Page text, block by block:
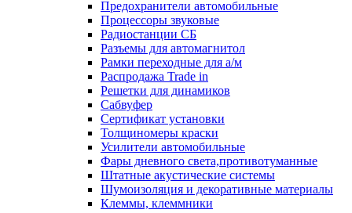
Предохранители автомобильные
Процессоры звуковые
Радиостанции СБ
Разъемы для автомагнитол
Рамки переходные для а/м
Распродажа Trade in
Решетки для динамиков
Сабвуфер
Сертификат установки
Толщиномеры краски
Усилители автомобильные
Фары дневного света,противотуманные
Штатные акустические системы
Шумоизоляция и декоративные материалы
Клеммы, клеммники